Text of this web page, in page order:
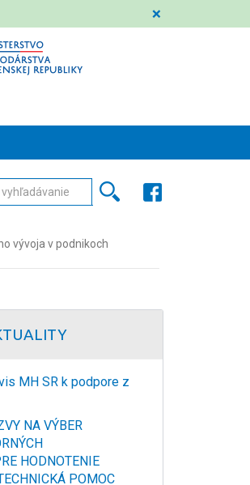
❌
vývoja v podnikoch
MH SR k podpore z
NA VÝBER
HODNOTENIE
POMOC